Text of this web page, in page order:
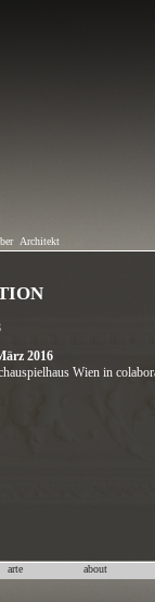
Architekt
2016
Wien in
arte about